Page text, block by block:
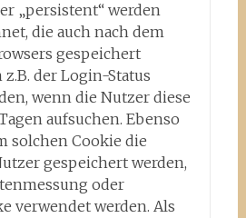
„persistent“ werden
die auch nach dem
gespeichert
der Login-Status
wenn die Nutzer diese
aufsuchen. Ebenso
solchen Cookie die
gespeichert werden,
oder
verwendet werden. Als